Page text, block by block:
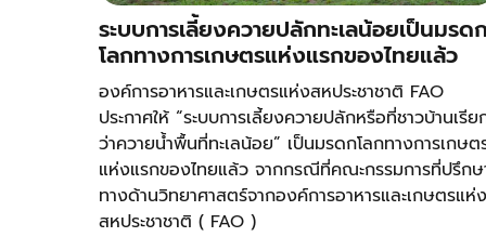
ระบบการเลี้ยงควายปลักทะเลน้อยเป็นมรดก
โลกทางการเกษตรแห่งแรกของไทยแล้ว
องค์การอาหารและเกษตรแห่งสหประชาชาติ FAO
ประกาศให้ “ระบบการเลี้ยงควายปลักหรือที่ชาวบ้านเรีย
ว่าควายน้ำพื้นที่ทะเลน้อย” เป็นมรดกโลกทางการเกษต
แห่งแรกของไทยแล้ว จากกรณีที่คณะกรรมการที่ปรึกษ
ทางด้านวิทยาศาสตร์จากองค์การอาหารและเกษตรแห่ง
สหประชาชาติ ( FAO )